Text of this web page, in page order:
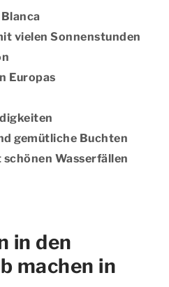
vielen Sonnenstunden
Europas
gemütliche Buchten
Wasserfällen
in den
machen in